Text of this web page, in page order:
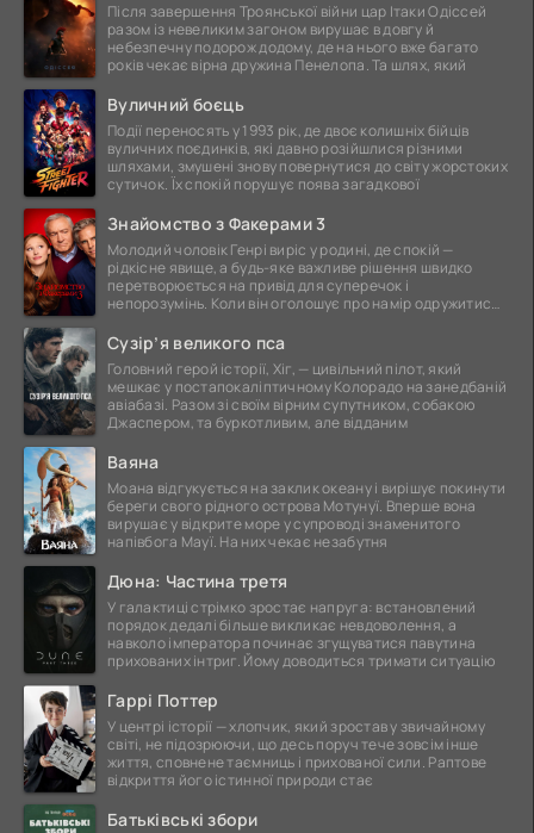
Після завершення Троянської війни цар Ітаки Одіссей
разом із невеликим загоном вирушає в довгу й
небезпечну подорож додому, де на нього вже багато
років чекає вірна дружина Пенелопа. Та шлях, який
Вуличний боєць
Події переносять у 1993 рік, де двоє колишніх бійців
вуличних поєдинків, які давно розійшлися різними
шляхами, змушені знову повернутися до світу жорстоких
сутичок. Їх спокій порушує поява загадкової
Знайомство з Факерами 3
Молодий чоловік Генрі виріс у родині, де спокій —
рідкісне явище, а будь-яке важливе рішення швидко
перетворюється на привід для суперечок і
непорозумінь. Коли він оголошує про намір одружитися,
Сузір’я великого пса
Головний герой історії, Хіг, — цивільний пілот, який
мешкає у постапокаліптичному Колорадо на занедбаній
авіабазі. Разом зі своїм вірним супутником, собакою
Джаспером, та буркотливим, але відданим
Ваяна
Моана відгукується на заклик океану і вирішує покинути
береги свого рідного острова Мотунуї. Вперше вона
вирушає у відкрите море у супроводі знаменитого
напівбога Мауї. На них чекає незабутня
Дюна: Частина третя
У галактиці стрімко зростає напруга: встановлений
порядок дедалі більше викликає невдоволення, а
навколо імператора починає згущуватися павутина
прихованих інтриг. Йому доводиться тримати ситуацію
Гаррі Поттер
У центрі історії — хлопчик, який зростав у звичайному
світі, не підозрюючи, що десь поруч тече зовсім інше
життя, сповнене таємниць і прихованої сили. Раптове
відкриття його істинної природи стає
Батьківські збори